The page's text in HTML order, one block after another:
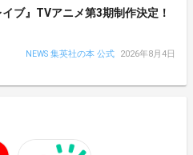
イブ』TVアニメ第3期制作決定！
NEWS 集英社の本 公式
2026年8月4日